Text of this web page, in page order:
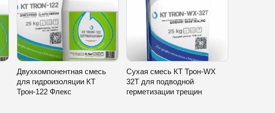
Двухкомпонентная смесь
для гидроизоляции КТ
Трон-122 Флекс
Сухая смесь КТ Трон-WX
32T для подводной
герметизации трещин